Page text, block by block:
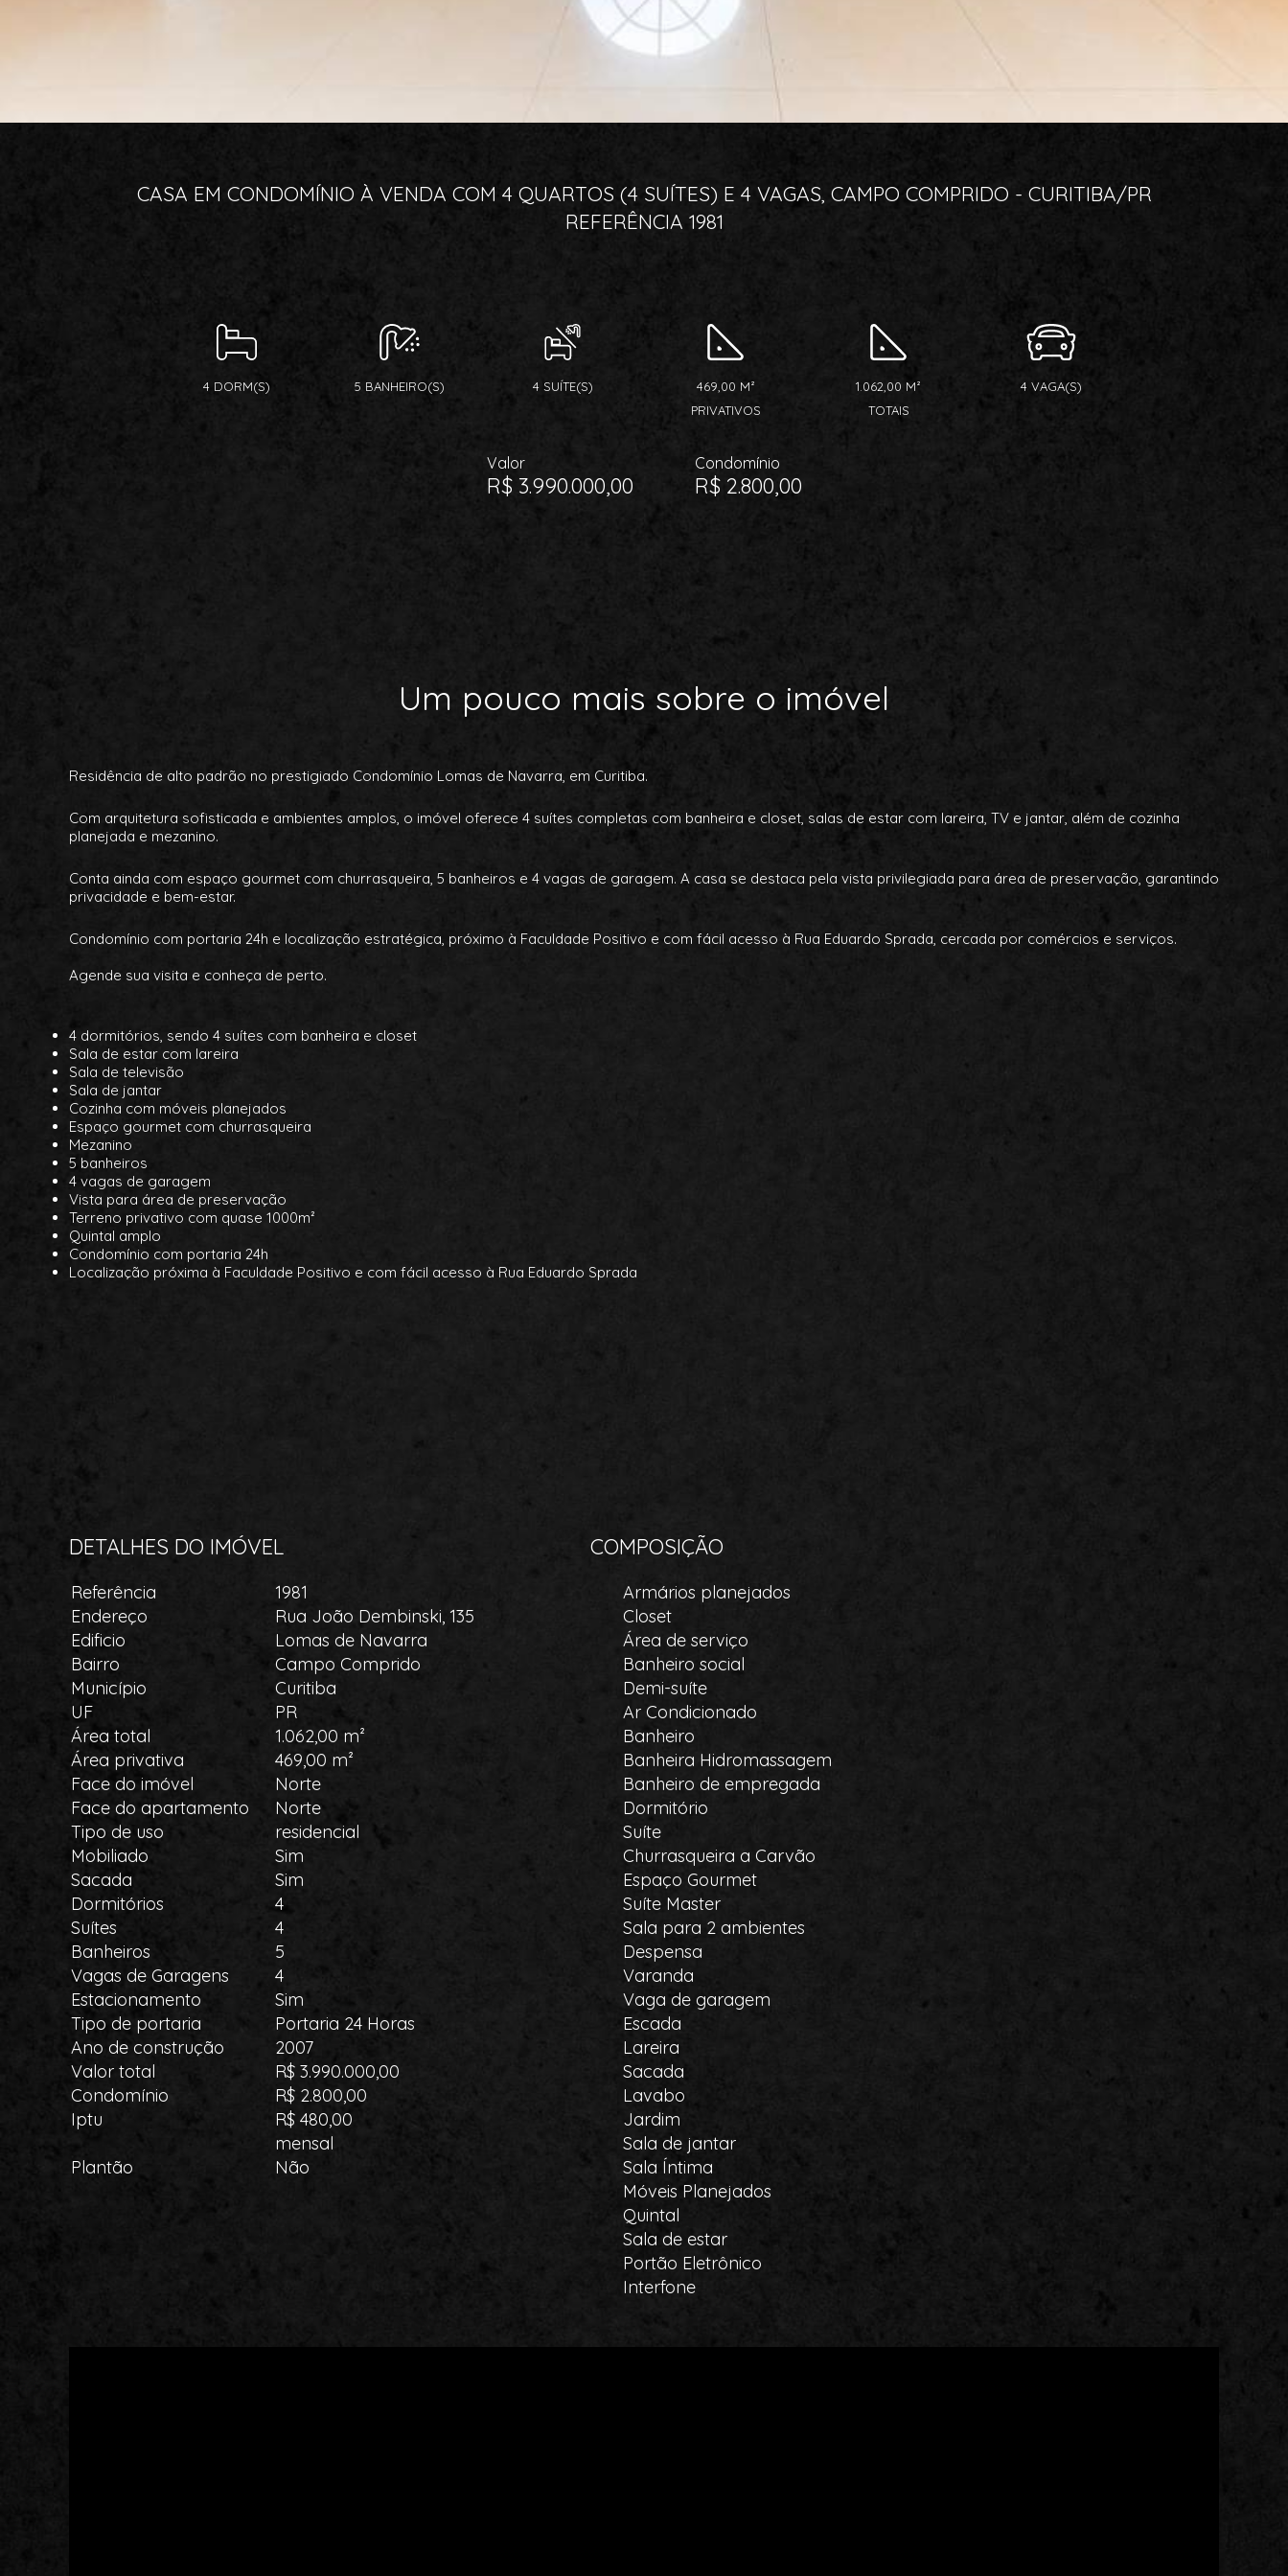
CASA EM CONDOMÍNIO À VENDA COM 4 QUARTOS (4 SUÍTES) E 4 VAGAS, CAMPO COMPRIDO - CURITIBA/PR
REFERÊNCIA 1981
4 DORM(S) 5 BANHEIRO(S) 4 SUÍTE(S)
469,00 M²
PRIVATIVOS
1.062,00 M²
TOTAIS
4 VAGA(S)
Valor
R$ 3.990.000,00
Condomínio
R$ 2.800,00
Um pouco mais sobre o imóvel
Residência de alto padrão no prestigiado Condomínio Lomas de Navarra, em Curitiba.
Com arquitetura sofisticada e ambientes amplos, o imóvel oferece 4 suítes completas com banheira e closet, salas de estar com lareira, TV e jantar, além de cozinha
planejada e mezanino.
Conta ainda com espaço gourmet com churrasqueira, 5 banheiros e 4 vagas de garagem. A casa se destaca pela vista privilegiada para área de preservação, garantindo
privacidade e bem-estar.
Condomínio com portaria 24h e localização estratégica, próximo à Faculdade Positivo e com fácil acesso à Rua Eduardo Sprada, cercada por comércios e serviços.
Agende sua visita e conheça de perto.
4 dormitórios, sendo 4 suítes com banheira e closet
Sala de estar com lareira
Sala de televisão
Sala de jantar
Cozinha com móveis planejados
Espaço gourmet com churrasqueira
Mezanino
5 banheiros
4 vagas de garagem
Vista para área de preservação
Terreno privativo com quase 1000m²
Quintal amplo
Condomínio com portaria 24h
Localização próxima à Faculdade Positivo e com fácil acesso à Rua Eduardo Sprada
DETALHES DO IMÓVEL
Referência
1981
Endereço
Rua João Dembinski, 135
Edificio
Lomas de Navarra
Bairro
Campo Comprido
Município
Curitiba
UF
PR
Área total
1.062,00 m²
Área privativa
469,00 m²
Face do imóvel
Norte
Face do apartamento
Norte
Tipo de uso
residencial
Mobiliado
Sim
Sacada
Sim
Dormitórios
4
Suítes
4
Banheiros
5
Vagas de Garagens
4
Estacionamento
Sim
Tipo de portaria
Portaria 24 Horas
Ano de construção
2007
Valor total
R$ 3.990.000,00
Condomínio
R$ 2.800,00
Iptu
R$ 480,00
mensal
Plantão
Não
COMPOSIÇÃO
Armários planejados
Closet
Área de serviço
Banheiro social
Demi-suíte
Ar Condicionado
Banheiro
Banheira Hidromassagem
Banheiro de empregada
Dormitório
Suíte
Churrasqueira a Carvão
Espaço Gourmet
Suíte Master
Sala para 2 ambientes
Despensa
Varanda
Vaga de garagem
Escada
Lareira
Sacada
Lavabo
Jardim
Sala de jantar
Sala Íntima
Móveis Planejados
Quintal
Sala de estar
Portão Eletrônico
Interfone